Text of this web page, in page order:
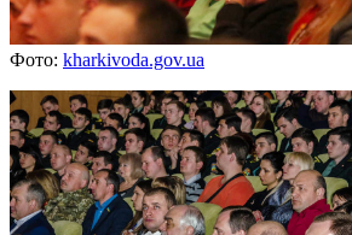
Фото: kharkivoda.gov.ua